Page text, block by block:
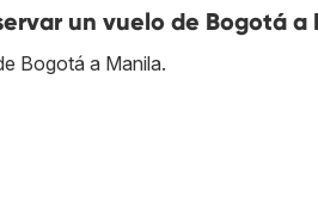
un vuelo de Bogotá a
Bogotá a Manila.